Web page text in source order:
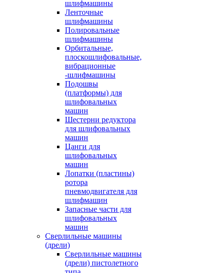
шлифмашины
Ленточные
шлифмашины
Полировальные
шлифмашины
Орбитальные,
плоскошлифовальные,
вибрационные
-шлифмашины
Подошвы
(платформы) для
шлифовальных
машин
Шестерни редуктора
для шлифовальных
машин
Цанги для
шлифовальных
машин
Лопатки (пластины)
ротора
пневмодвигателя для
шлифмашин
Запасные части для
шлифовальных
машин
Сверлильные машины
(дрели)
Сверлильные машины
(дрели) пистолетного